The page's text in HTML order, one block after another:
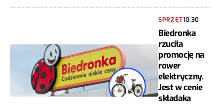
SPRZĘT10:30
Biedronka
rzuciła
promocję na
rower
elektryczny.
Jest w cenie
składaka